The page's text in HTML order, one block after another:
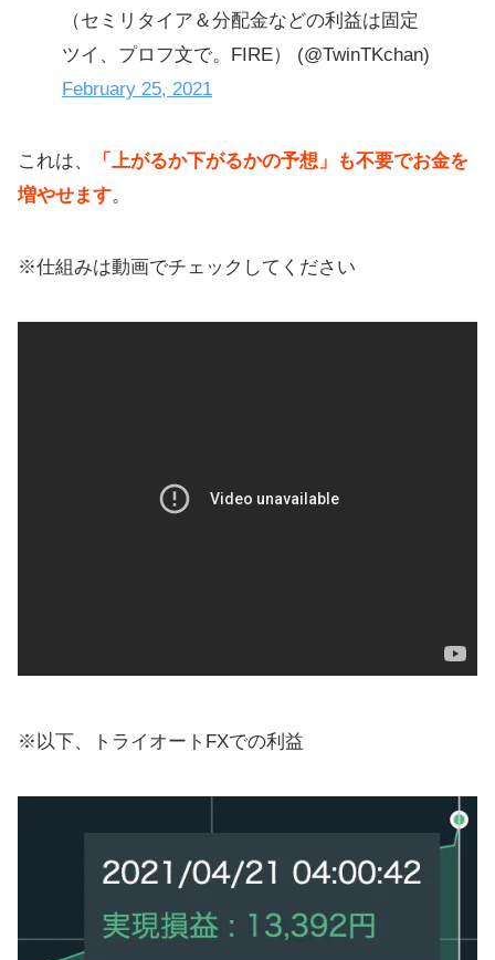
（セミリタイア＆分配金などの利益は固定
ツイ、プロフ文で。FIRE） (@TwinTKchan)
February 25, 2021
これは、
「上がるか下がるかの予想」も不要でお金を
増やせます。
※仕組みは動画でチェックしてください
※以下、トライオートFXでの利益